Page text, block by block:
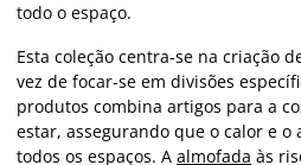
todo o espaço.
Esta coleção centra-se na criação
vez de focar-se em divisões
produtos combina artigos para a
estar, assegurando que o calor e o
todos os espaços. A almofada às